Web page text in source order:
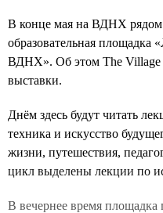
В конце мая на ВДНХ
образовательная площадка
ВДНХ». Об этом The Village
выставки.
Днём здесь будут читать
техника и искусство
жизни, путешествия,
цикл выделены лекции по
В вечернее время площадка